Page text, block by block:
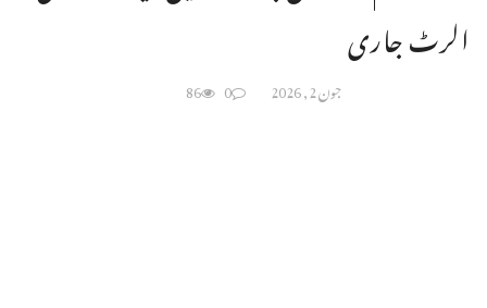
الرٹ جاری
جون 2, 2026 0
86